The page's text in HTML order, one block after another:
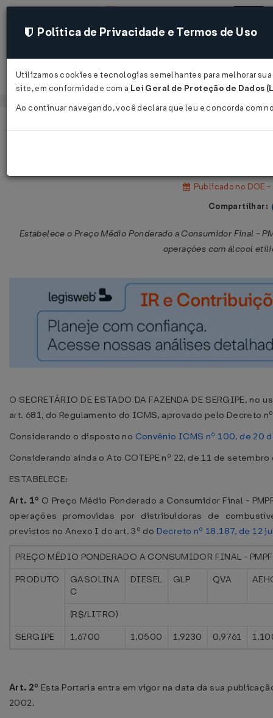
Acessar
Publicado no DOE
Compartilhar:
Estabelece o Preço Médio Ponderado a Consumidor Final -
operações com álcool
O SECRETÁRIO DE ESTADO DA FAZENDA DE SERGIPE,
art. 681, do Regulamento do ICMS, aprovado pelo Decreto
Considerando o disposto no Convênio ICMS nº 100, de 20
Considerando ainda o Ato COTEPE nº 22, de 11 de
ESTABELECE:
Art. 1º O Preço Médio Ponderado a Consumidor Final -
operações promovidas por distribuidoras de
previstos no Anexo I do art. 3º do Decreto nº 18.187, de 12
PREÇO MÉDIO PONDERADO A CONSUMIDOR FINAL - PMPF
PRODUTO
GASOLINA
C
DIESEL GLP QVA
(R$/LITRO)
SERGIPE
1,6700 1,0500 1,9230 0,9761
Art. 2º Esta Portaria entra em vigor na data da sua
2002.
Política de Privacidade e Termos de Uso
Utilizamos cookies e tecnologias semelhantes para melhorar
site, em conformidade com a Lei Geral de Proteção de Dados
Ao continuar navegando, você declara que leu e concorda com